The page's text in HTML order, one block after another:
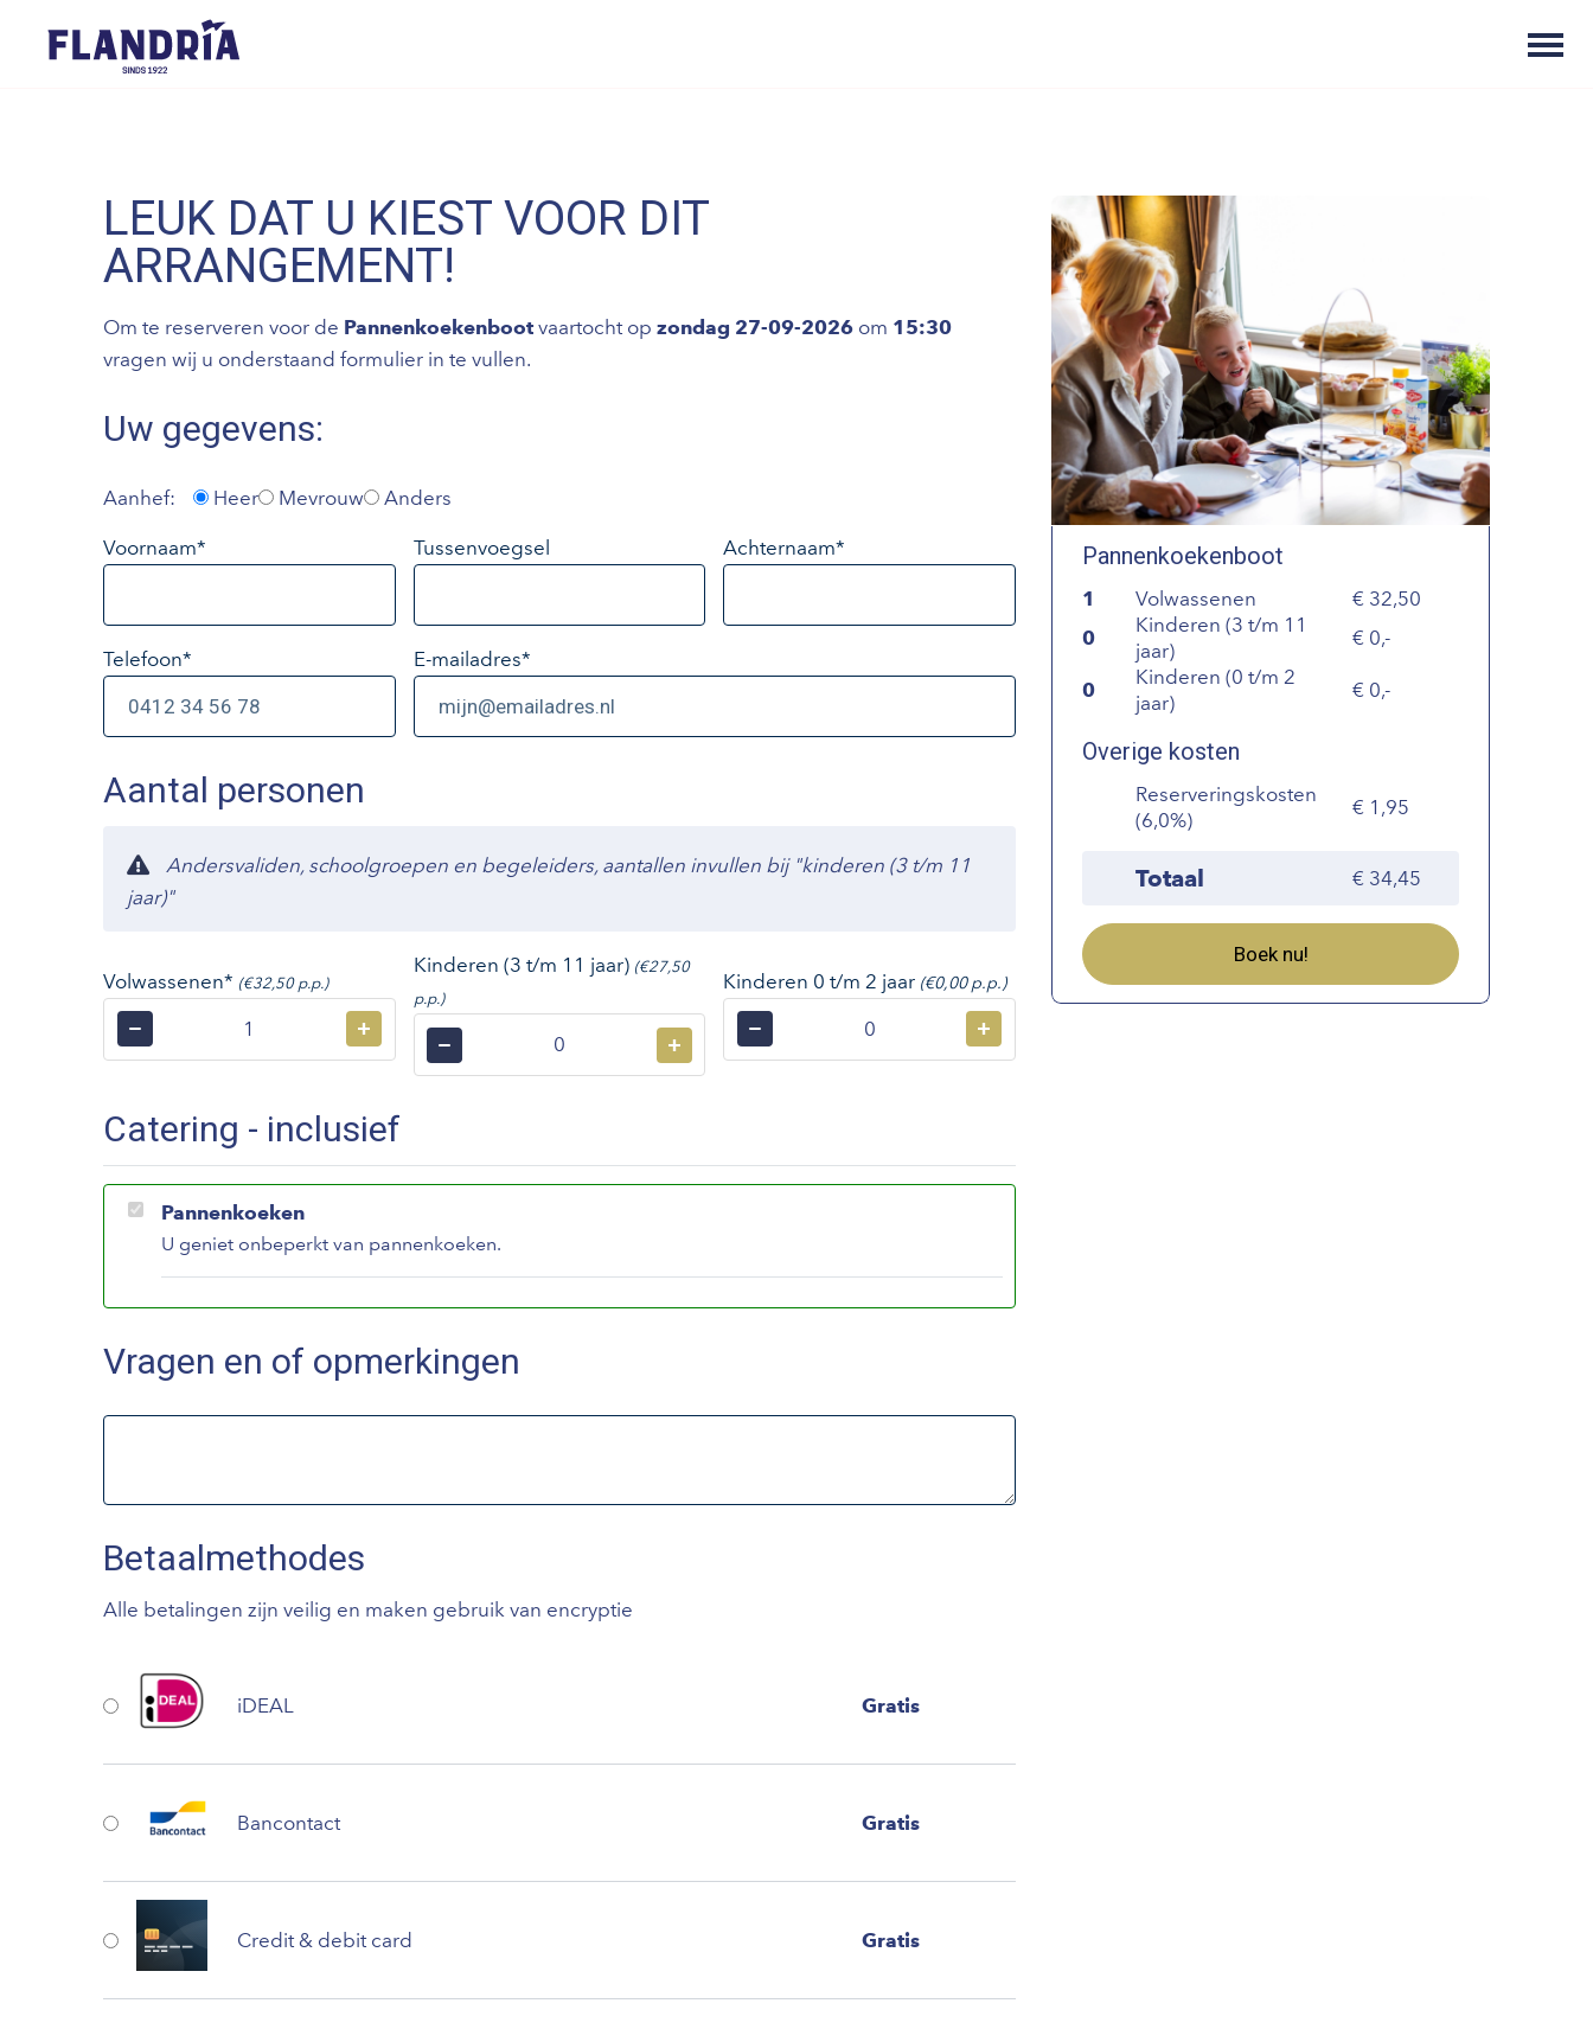
LEUK DAT U KIEST VOOR DIT
ARRANGEMENT!
Om te reserveren voor de Pannenkoekenboot vaartocht op zondag 27-09-2026 om 15:30
vragen wij u onderstaand formulier in te vullen.
Uw gegevens:
Aanhef: Heer Mevrouw Anders
Voornaam* Tussenvoegsel Achternaam*
Telefoon* E-mailadres*
Aantal personen
Andersvaliden, schoolgroepen en begeleiders, aantallen invullen bij "kinderen (3 t/m 11
jaar)"
Volwassenen* (€32,50 p.p.)
− +
Kinderen (3 t/m 11 jaar) (€27,50
p.p.)
− +
Kinderen 0 t/m 2 jaar (€0,00 p.p.)
− +
Catering - inclusief
Pannenkoeken
U geniet onbeperkt van pannenkoeken.
Vragen en of opmerkingen
Pannenkoekenboot
1 Volwassenen
32,50
0
Kinderen (3 t/m 11
jaar)
0,-
0
Kinderen (0 t/m 2
jaar)
0,-
Overige kosten
Reserveringskosten
(6,0%)
1,95
Totaal 34,45
Boek nu!
Betaalmethodes
Alle betalingen zijn veilig en maken gebruik van encryptie
iDEAL Gratis
Bancontact Gratis
Credit & debit card Gratis